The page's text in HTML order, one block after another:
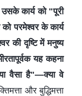
कार्य को "पूरी
परमेश्वर के कार्य
की दृष्टि में मनुष्य
यह कहना
वैसा है"—क्या वे
और बुद्धिमत्ता